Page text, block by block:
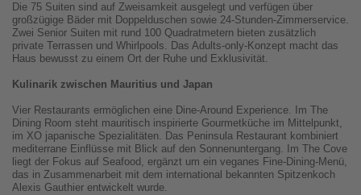
Die 75 Suiten sind auf Zweisamkeit ausgelegt und verfügen über
großzügige Bäder mit Doppelduschen sowie 24-Stunden-Zimmerservice.
Zwei Senior Suiten mit rund 100 Quadratmetern bieten zusätzlich
private Terrassen und Whirlpools. Das Adults-only-Konzept macht das
Haus bewusst zu einem Ort der Ruhe und Exklusivität.
Kulinarik zwischen Mauritius und Japan
Vier Restaurants ermöglichen eine Dine-Around Experience. Im The
Dining Room steht mauritisch inspirierte Gourmetküche im Mittelpunkt,
im XO japanische Spezialitäten. Das Peninsula Restaurant kombiniert
mediterrane Einflüsse mit Blick auf den Sonnenuntergang. Im The Cove
liegt der Fokus auf Seafood, ergänzt um ein veganes Fine-Dining-Menü,
das in Zusammenarbeit mit dem international bekannten Spitzenkoch
Alexis Gauthier entwickelt wurde.